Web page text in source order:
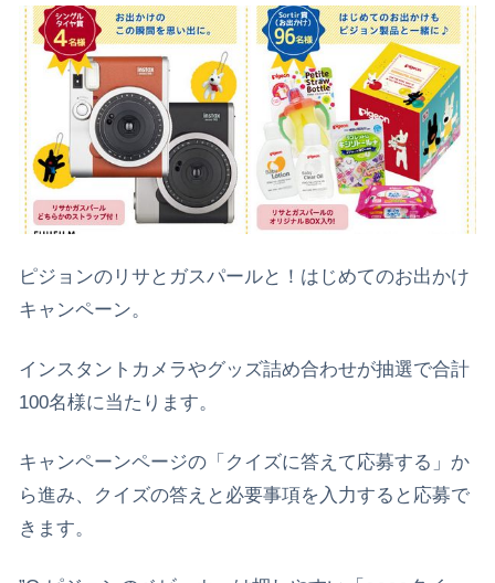
ピジョンのリサとガスパールと！はじめてのお出かけ
キャンペーン。
インスタントカメラやグッズ詰め合わせが抽選で合計
100名様に当たります。
キャンペーンページの「クイズに答えて応募する」か
ら進み、クイズの答えと必要事項を入力すると応募で
きます。